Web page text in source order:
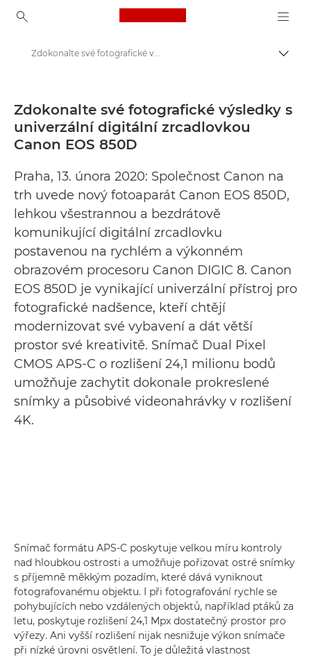
Canon Logo, back to
Tiskové centrum
Tiskové zprávy – tiskové centrum Canon
Zdokonalte své fotografické výsledky s univerzální digitální zrcadlovkou Canon EOS 850D - Tiskové centrum Canon
Zdokonalte své fotografické výsledky s
univerzální digitální zrcadlovkou
Canon EOS 850D
Praha, 13. února 2020: Společnost Canon na
trh uvede nový fotoaparát Canon EOS 850D,
lehkou všestrannou a bezdrátově
komunikující digitální zrcadlovku
postavenou na rychlém a výkonném
obrazovém procesoru Canon DIGIC 8. Canon
EOS 850D je vynikající univerzální přístroj pro
fotografické nadšence, kteří chtějí
modernizovat své vybavení a dát větší
prostor své kreativitě. Snímač Dual Pixel
CMOS APS-C o rozlišení 24,1 milionu bodů
umožňuje zachytit dokonale prokreslené
snímky a působivé videonahrávky v rozlišení
4K.
Snímač formátu APS-C poskytuje velkou míru kontroly
nad hloubkou ostrosti a umožňuje pořizovat ostré snímky
s příjemně měkkým pozadím, které dává vyniknout
fotografovanému objektu. I při fotografování rychle se
pohybujících nebo vzdálených objektů, například ptáků za
letu, poskytuje rozlišení 24,1 Mpx dostatečný prostor pro
výřezy. Ani vyšší rozlišení nijak nesnižuje výkon snímače
při nízké úrovni osvětlení. To je důležitá vlastnost